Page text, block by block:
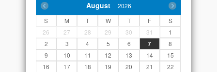
August
2026
S
M T W T F
S
26
27 28 29 30 31
1
2
3 4 5 6 7
8
9
10 11 12 13 14
15
16
17 18 19 20 21
22